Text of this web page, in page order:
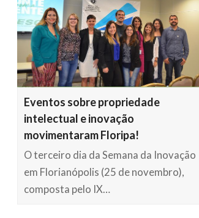
Eventos sobre propriedade
intelectual e inovação
movimentaram Floripa!
O terceiro dia da Semana da Inovação
em Florianópolis (25 de novembro),
composta pelo IX…